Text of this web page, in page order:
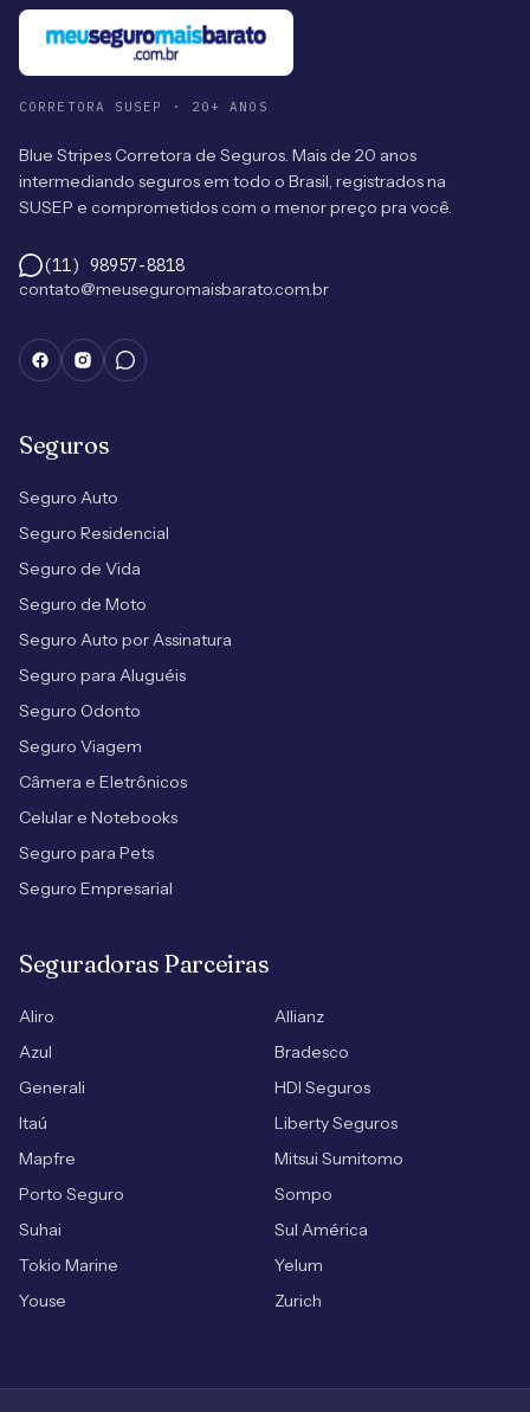
CORRETORA SUSEP · 20+ ANOS
Blue Stripes Corretora de Seguros. Mais de 20 anos
intermediando seguros em todo o Brasil, registrados na
SUSEP e comprometidos com o menor preço pra você.
(11) 98957-8818
contato@meuseguromaisbarato.com.br
Seguros
Seguro Auto
Seguro Residencial
Seguro de Vida
Seguro de Moto
Seguro Auto por Assinatura
Seguro para Aluguéis
Seguro Odonto
Seguro Viagem
Câmera e Eletrônicos
Celular e Notebooks
Seguro para Pets
Seguro Empresarial
Seguradoras Parceiras
Aliro
Allianz
Azul
Bradesco
Generali
HDI Seguros
Itaú
Liberty Seguros
Mapfre
Mitsui Sumitomo
Porto Seguro
Sompo
Suhai
Sul América
Tokio Marine
Yelum
Youse
Zurich